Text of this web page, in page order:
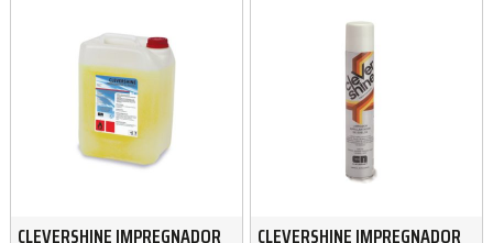
CLEVERSHINE IMPREGNADOR CLEVERSHINE IMPREGNADOR